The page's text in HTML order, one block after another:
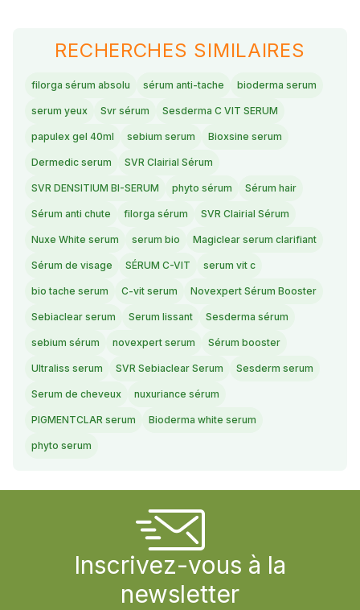
RECHERCHES SIMILAIRES
filorga sérum absolu sérum anti-tache bioderma serum
serum yeux Svr sérum Sesderma C VIT SERUM
papulex gel 40ml sebium serum Bioxsine serum
Dermedic serum SVR Clairial Sérum
SVR DENSITIUM BI-SERUM phyto sérum Sérum hair
Sérum anti chute filorga sérum SVR Clairial Sérum
Nuxe White serum serum bio Magiclear serum clarifiant
Sérum de visage SÉRUM C-VIT serum vit c
bio tache serum C-vit serum Novexpert Sérum Booster
Sebiaclear serum Serum lissant Sesderma sérum
sebium sérum novexpert serum Sérum booster
Ultraliss serum SVR Sebiaclear Serum Sesderm serum
Serum de cheveux nuxuriance sérum
PIGMENTCLAR serum Bioderma white serum
phyto serum
Inscrivez-vous à la
newsletter